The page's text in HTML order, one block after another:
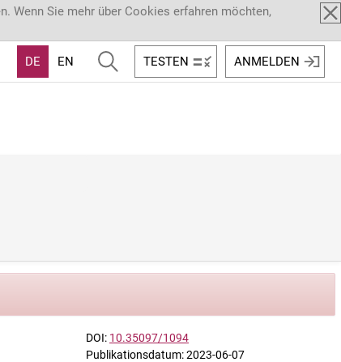
Wenn Sie mehr über Cookies erfahren möchten,
DE EN TESTEN ANMELDEN
DOI: 10.35097/1094
Publikationsdatum: 2023-06-07